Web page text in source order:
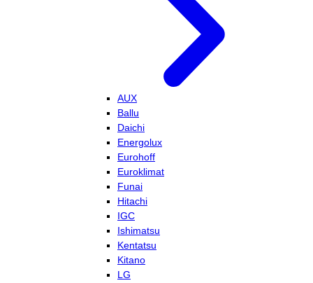
AUX
Ballu
Daichi
Energolux
Eurohoff
Euroklimat
Funai
Hitachi
IGC
Ishimatsu
Kentatsu
Kitano
LG